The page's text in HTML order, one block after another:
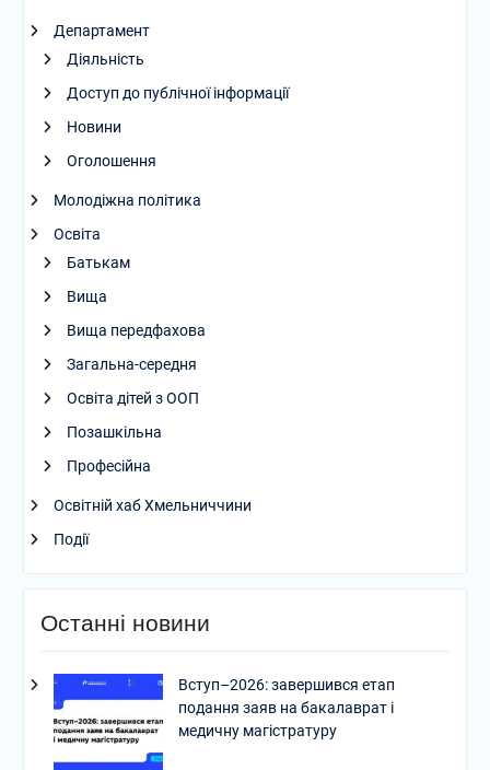
Департамент
Діяльність
Доступ до публічної інформації
Новини
Оголошення
Молодіжна політика
Освіта
Батькам
Вища
Вища передфахова
Загальна-середня
Освіта дітей з ООП
Позашкільна
Професійна
Освітній хаб Хмельниччини
Події
Останні новини
Вступ–2026: завершився етап
подання заяв на бакалаврат і
медичну магістратуру